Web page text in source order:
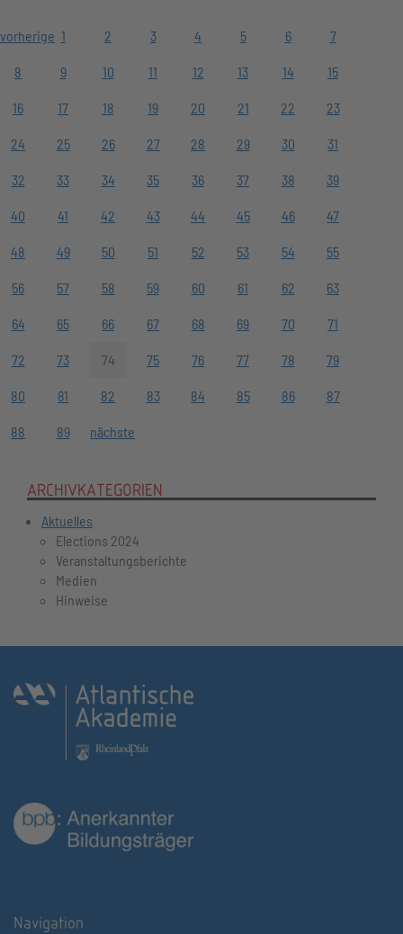
vorherige 1 2 3 4 5 6 7
8 9 10 11 12 13 14 15
16 17 18 19 20 21 22 23
24 25 26 27 28 29 30 31
32 33 34 35 36 37 38 39
40 41 42 43 44 45 46 47
48 49 50 51 52 53 54 55
56 57 58 59 60 61 62 63
64 65 66 67 68 69 70 71
72 73 74 75 76 77 78 79
80 81 82 83 84 85 86 87
88 89 nächste
ARCHIVKATEGORIEN
Aktuelles
Elections 2024
Veranstaltungsberichte
Medien
Hinweise
Navigation